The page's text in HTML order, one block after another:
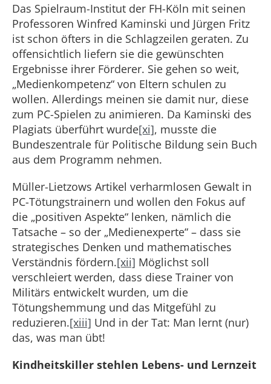
Das Spielraum-Institut der FH-Köln mit seinen
Professoren Winfred Kaminski und Jürgen Fritz
ist schon öfters in die Schlagzeilen geraten. Zu
offensichtlich liefern sie die gewünschten
Ergebnisse ihrer Förderer. Sie gehen so weit,
„Medienkompetenz“ von Eltern schulen zu
wollen. Allerdings meinen sie damit nur, diese
zum PC-Spielen zu animieren. Da Kaminski des
Plagiats überführt wurde[xi], musste die
Bundeszentrale für Politische Bildung sein Buch
aus dem Programm nehmen.
Müller-Lietzows Artikel verharmlosen Gewalt in
PC-Tötungstrainern und wollen den Fokus auf
die „positiven Aspekte“ lenken, nämlich die
Tatsache – so der „Medienexperte“ – dass sie
strategisches Denken und mathematisches
Verständnis fördern.[xii] Möglichst soll
verschleiert werden, dass diese Trainer von
Militärs entwickelt wurden, um die
Tötungshemmung und das Mitgefühl zu
reduzieren.[xiii] Und in der Tat: Man lernt (nur)
das, was man übt!
Kindheitskiller stehlen Lebens- und Lernzeit